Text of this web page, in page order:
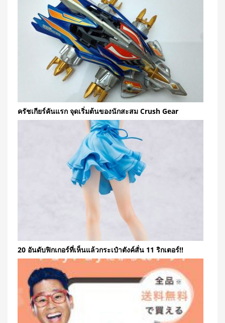
ครัชเกียร์คันแรก จุดเริ่มต้นของนักสะสม Crush Gear
20 อันดับฟิกเกอร์ที่เห็นแล้วกระเป๋าตังค์สั่น 11 ริกเตอร์!!